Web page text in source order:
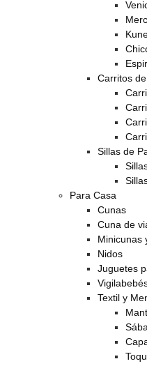
Carritos
Sillas de
Para Casa
Cunas
Cuna de
Minicunas
Nidos
Juguetes
Textil y